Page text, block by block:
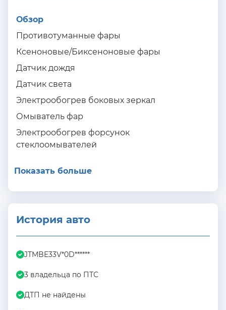
Обзор
Противотуманные фары
Ксеноновые/Биксеноновые фары
Датчик дождя
Датчик света
Электрообогрев боковых зеркал
Омыватель фар
Электрообогрев форсунок
стеклоомывателей
Показать больше
История авто
JTMBE33V*0D******
3 владельца по ПТС
ДТП не найдены